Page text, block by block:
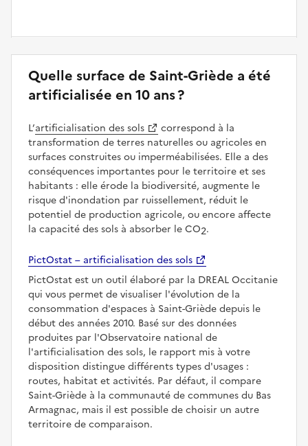
Quelle surface de Saint-Griède a été
artificialisée en 10 ans ?
L’artificialisation des sols
correspond à la
transformation de terres naturelles ou agricoles en
surfaces construites ou imperméabilisées. Elle a des
conséquences importantes pour le territoire et ses
habitants : elle érode la biodiversité, augmente le
risque d'inondation par ruissellement, réduit le
potentiel de production agricole, ou encore affecte
la capacité des sols à absorber le CO2.
PictOstat – artificialisation des sols
PictOstat est un outil élaboré par la DREAL Occitanie
qui vous permet de visualiser l'évolution de la
consommation d'espaces à Saint-Griède depuis le
début des années 2010. Basé sur des données
produites par l'Observatoire national de
l'artificialisation des sols, le rapport mis à votre
disposition distingue différents types d'usages :
routes, habitat et activités. Par défaut, il compare
Saint-Griède à la communauté de communes du Bas
Armagnac, mais il est possible de choisir un autre
territoire de comparaison.